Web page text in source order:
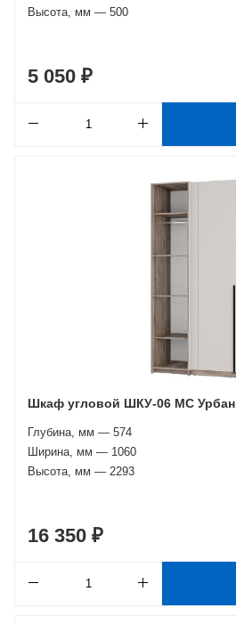
Высота, мм — 500
5 050 ₽
Шкаф угловой ШКУ-06 МС Урбан
Глубина, мм — 574
Ширина, мм — 1060
Высота, мм — 2293
16 350 ₽